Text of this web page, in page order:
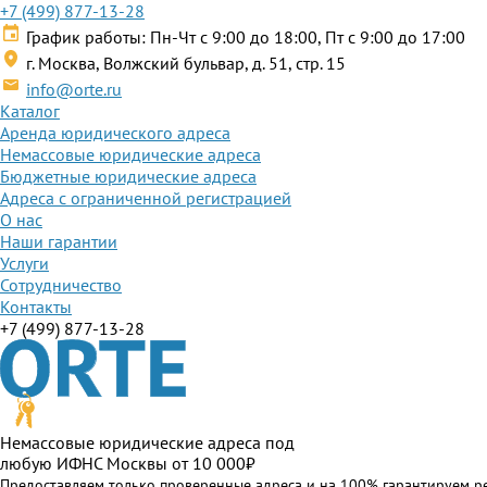
+7 (499) 877-13-28
График работы: Пн-Чт с 9:00 до 18:00, Пт с 9:00 до 17:00
г. Москва, Волжский бульвар, д. 51, стр. 15
info@orte.ru
Каталог
Аренда юридического адреса
Немассовые юридические адреса
Бюджетные юридические адреса
Адреса с ограниченной регистрацией
О нас
Наши гарантии
Услуги
Сотрудничество
Контакты
+7 (499) 877-13-28
Немассовые юридические адреса под
любую ИФНС Москвы от 10 000₽